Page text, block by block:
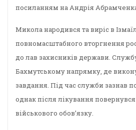
посиланням на Андрія
Микола народився та виріс в
повномасштабного вторгнення
до лав захисників держави.
Бахмутському напрямку, де
завдання. Під час служби зазнав
однак після лікування
військового обов’язку.